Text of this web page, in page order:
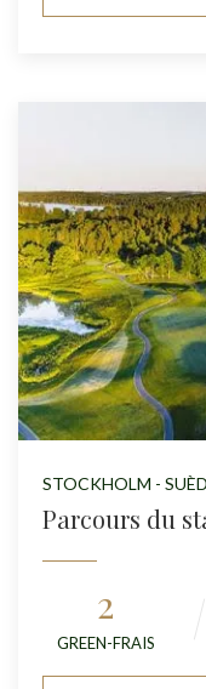
STOCKHOLM -
Parcours du
2
GREEN-FRAIS